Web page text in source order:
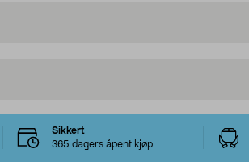
Sikkert
365 dagers åpent kjøp